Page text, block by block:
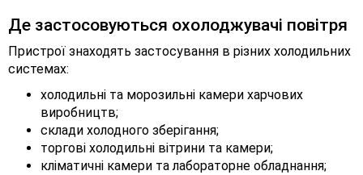
Де застосовуються охолоджувачі повітря
Пристрої знаходять застосування в різних холодильних
системах:
холодильні та морозильні камери харчових
виробництв;
склади холодного зберігання;
торгові холодильні вітрини та камери;
кліматичні камери та лабораторне обладнання;